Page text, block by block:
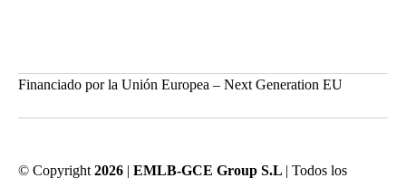
Financiado por la Unión Europea – Next Generation EU
© Copyright 2026 | EMLB-GCE Group S.L | Todos los